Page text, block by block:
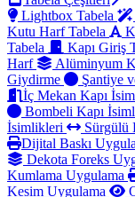
Lightbox Tabela
Kutu Harf Tabela
Tabela
Kapı Giriş
Harf
Alüminyum
Giydirme
Şantiye
İç Mekan Kapı
Bombeli Kapı
İsimlikleri
Sürgülü
Dijital Baskı
Dekota Foreks
Kumlama Uygulama
Kesim Uygulama